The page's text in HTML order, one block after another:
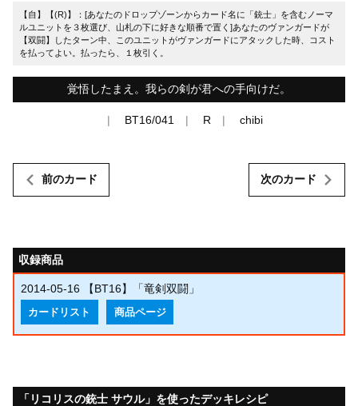
【自】【(R)】：[あなたのドロップゾーンからカード名に「銃士」を含むノーマ
ルユニットを３枚選び、山札の下に好きな順番で置く]あなたのヴァンガードが
【双闘】したターン中、このユニットがヴァンガードにアタックした時、コスト
を払ってよい。払ったら、１枚引く。
覚悟したまえ。我らの剣が君への手向けだ。
BT16/041 R chibi
前のカード 次のカード
収録商品
2014-05-16 【BT16】「竜剣双闘」
カードリスト 商品ページ
「リコリスの銃士 サウル」を使ったデッキレシピ